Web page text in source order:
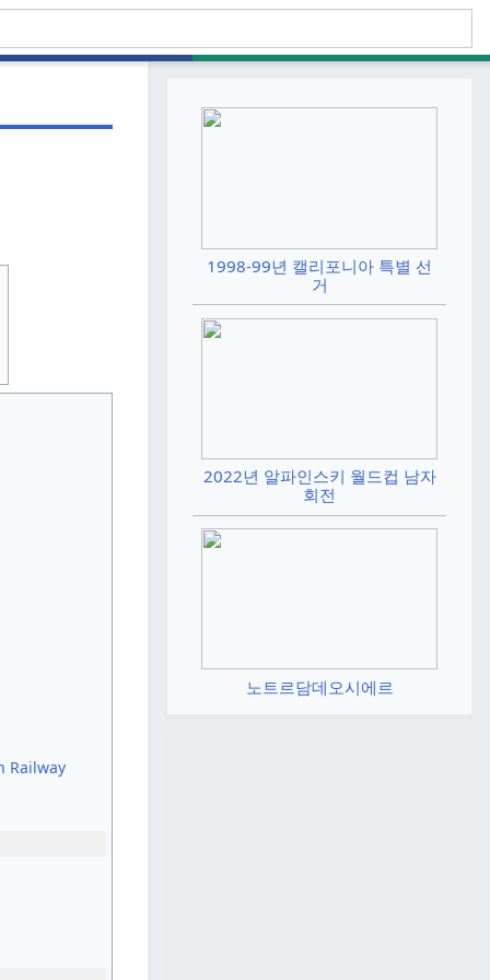
1998-99년 캘리포니아 특별 선
거
2022년 알파인스키 월드컵 남자
회전
노트르담데오시에르